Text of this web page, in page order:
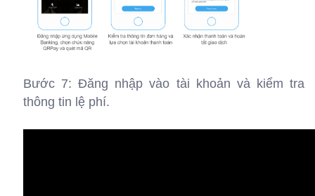
Bước 7: Đăng nhập vào tài khoản và kiểm tra
thông tin lệ phí.